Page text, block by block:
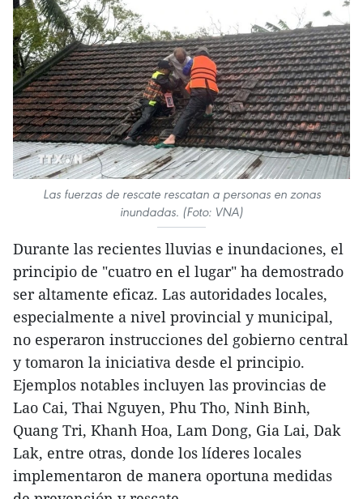
Las fuerzas de rescate rescatan a personas en zonas
inundadas. (Foto: VNA)
Durante las recientes lluvias e inundaciones, el
principio de "cuatro en el lugar" ha demostrado
ser altamente eficaz. Las autoridades locales,
especialmente a nivel provincial y municipal,
no esperaron instrucciones del gobierno central
y tomaron la iniciativa desde el principio.
Ejemplos notables incluyen las provincias de
Lao Cai, Thai Nguyen, Phu Tho, Ninh Binh,
Quang Tri, Khanh Hoa, Lam Dong, Gia Lai, Dak
Lak, entre otras, donde los líderes locales
implementaron de manera oportuna medidas